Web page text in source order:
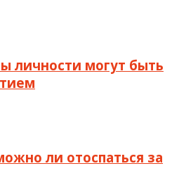
личности могут быть
ли отоспаться за